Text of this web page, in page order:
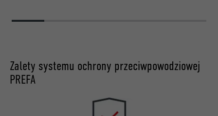
Zalety systemu ochrony przeciwpowodziowej
PREFA